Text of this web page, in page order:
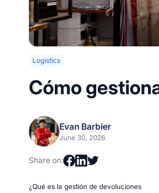
Logistics
Cómo
Evan Barbier
June 30, 2026
Share on:
¿Qué es la gestión de devoluciones